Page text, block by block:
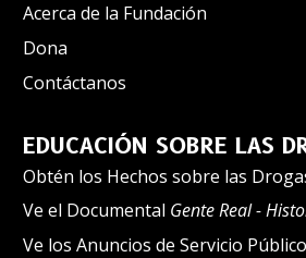
Acerca de la Fundación
Dona
Contáctanos
EDUCACIÓN SOBRE LAS
Obtén los Hechos sobre las
Ve el Documental Gente Real -
Ve los Anuncios de Servicio